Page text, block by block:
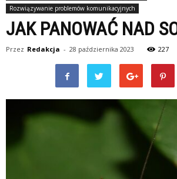
Rozwiązywanie problemów komunikacyjnych
JAK PANOWAĆ NAD
Przez Redakcja - 28 października 2023 227